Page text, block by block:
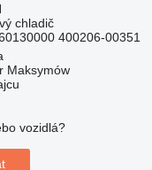
chladič
400206-00351
Maksymów
vozidlá?